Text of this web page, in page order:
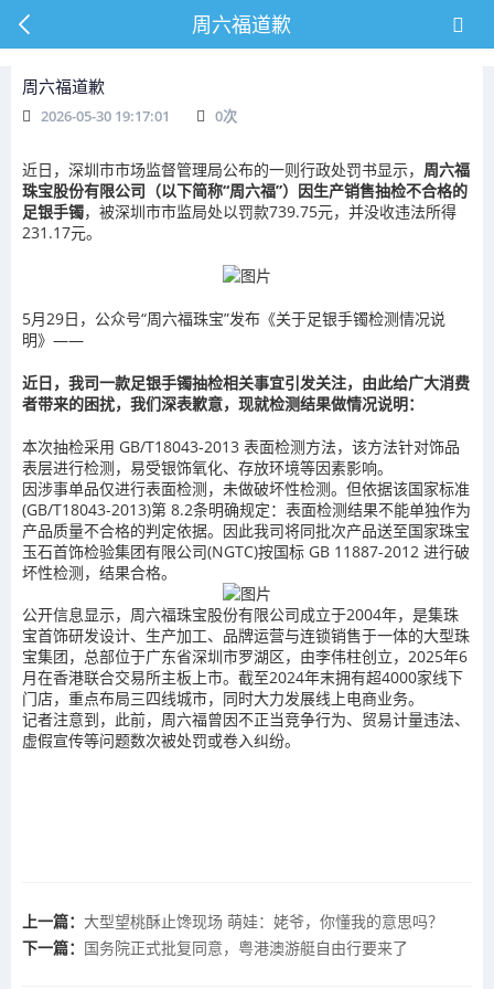
周六福道歉
周六福道歉
2026-05-30 19:17:01 0次
近日，深圳市市场监督管理局公布的一则行政处罚书显示， 周六福
珠宝股份有限公司（以下简称“周六福”）因生产销售抽检不合格的
足银手镯，被深圳市市监局处以罚款739.75元，并没收违法所得
231.17元。
5月29日，公众号“周六福珠宝”发布《关于足银手镯检测情况说
明》——
近日，我司一款足银手镯抽检相关事宜引发关注，由此给广大消费
者带来的困扰，我们深表歉意，现就检测结果做情况说明：
本次抽检采用 GB/T18043-2013 表面检测方法，该方法针对饰品
表层进行检测，易受银饰氧化、存放环境等因素影响。
因涉事单品仅进行表面检测，未做破坏性检测。但依据该国家标准
(GB/T18043-2013)第 8.2条明确规定：表面检测结果不能单独作为
产品质量不合格的判定依据。因此我司将同批次产品送至国家珠宝
玉石首饰检验集团有限公司(NGTC)按国标 GB 11887-2012 进行破
坏性检测，结果合格。
公开信息显示，周六福珠宝股份有限公司成立于2004年，是集珠
宝首饰研发设计、生产加工、品牌运营与连锁销售于一体的大型珠
宝集团，总部位于广东省深圳市罗湖区，由李伟柱创立，2025年6
月在香港联合交易所主板上市。截至2024年末拥有超4000家线下
门店，重点布局三四线城市，同时大力发展线上电商业务。
记者注意到，此前，周六福曾因不正当竞争行为、贸易计量违法、
虚假宣传等问题数次被处罚或卷入纠纷。
上一篇： 大型望桃酥止馋现场 萌娃：姥爷，你懂我的意思吗？
下一篇： 国务院正式批复同意，粤港澳游艇自由行要来了